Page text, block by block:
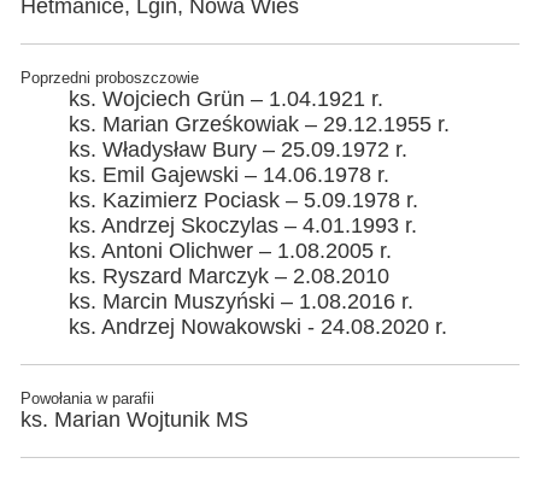
Hetmanice, Lgiń, Nowa Wieś
Poprzedni proboszczowie
ks. Wojciech Grün – 1.04.1921 r.
ks. Marian Grześkowiak – 29.12.1955 r.
ks. Władysław Bury – 25.09.1972 r.
ks. Emil Gajewski – 14.06.1978 r.
ks. Kazimierz Pociask – 5.09.1978 r.
ks. Andrzej Skoczylas – 4.01.1993 r.
ks. Antoni Olichwer – 1.08.2005 r.
ks. Ryszard Marczyk – 2.08.2010
ks. Marcin Muszyński – 1.08.2016 r.
ks. Andrzej Nowakowski - 24.08.2020 r.
Powołania w parafii
ks. Marian Wojtunik MS